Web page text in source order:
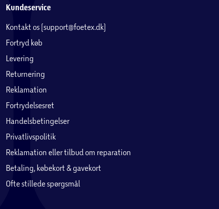
Kundeservice
Kontakt os (support@foetex.dk)
Fortryd køb
Levering
Returnering
Reklamation
Fortrydelsesret
Handelsbetingelser
Privatlivspolitik
Reklamation eller tilbud om reparation
Betaling, købekort & gavekort
Ofte stillede spørgsmål